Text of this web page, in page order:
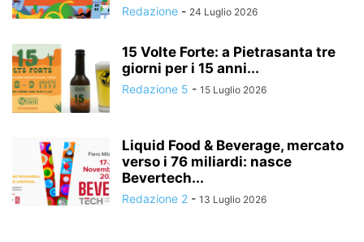
Redazione - 24 Luglio 2026
15 Volte Forte: a Pietrasanta tre
giorni per i 15 anni...
Redazione 5 - 15 Luglio 2026
Liquid Food & Beverage, mercato
verso i 76 miliardi: nasce
Bevertech...
Redazione 2 - 13 Luglio 2026